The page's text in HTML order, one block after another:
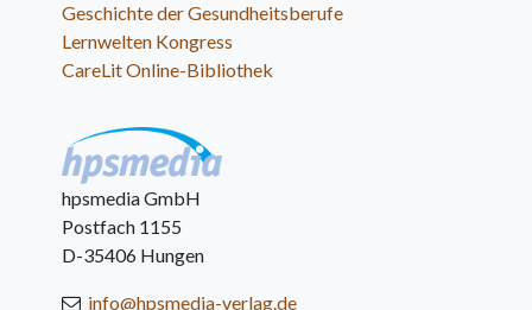
Geschichte der Gesundheitsberufe
Lernwelten Kongress
CareLit Online-Bibliothek
hpsmedia GmbH
Postfach 1155
D-35406 Hungen
info@hpsmedia-verlag.de